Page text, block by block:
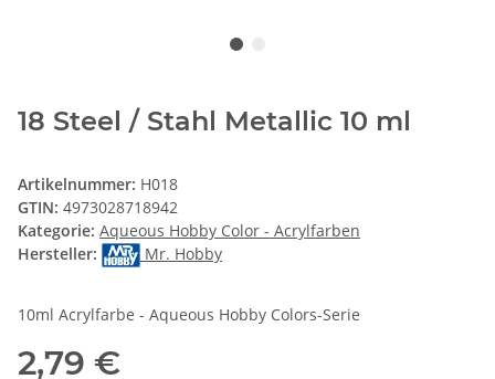
18 Steel / Stahl Metallic 10 ml
Artikelnummer: H018
GTIN: 4973028718942
Kategorie: Aqueous Hobby Color - Acrylfarben
Hersteller:
Mr. Hobby
10ml Acrylfarbe - Aqueous Hobby Colors-Serie
2,79 €